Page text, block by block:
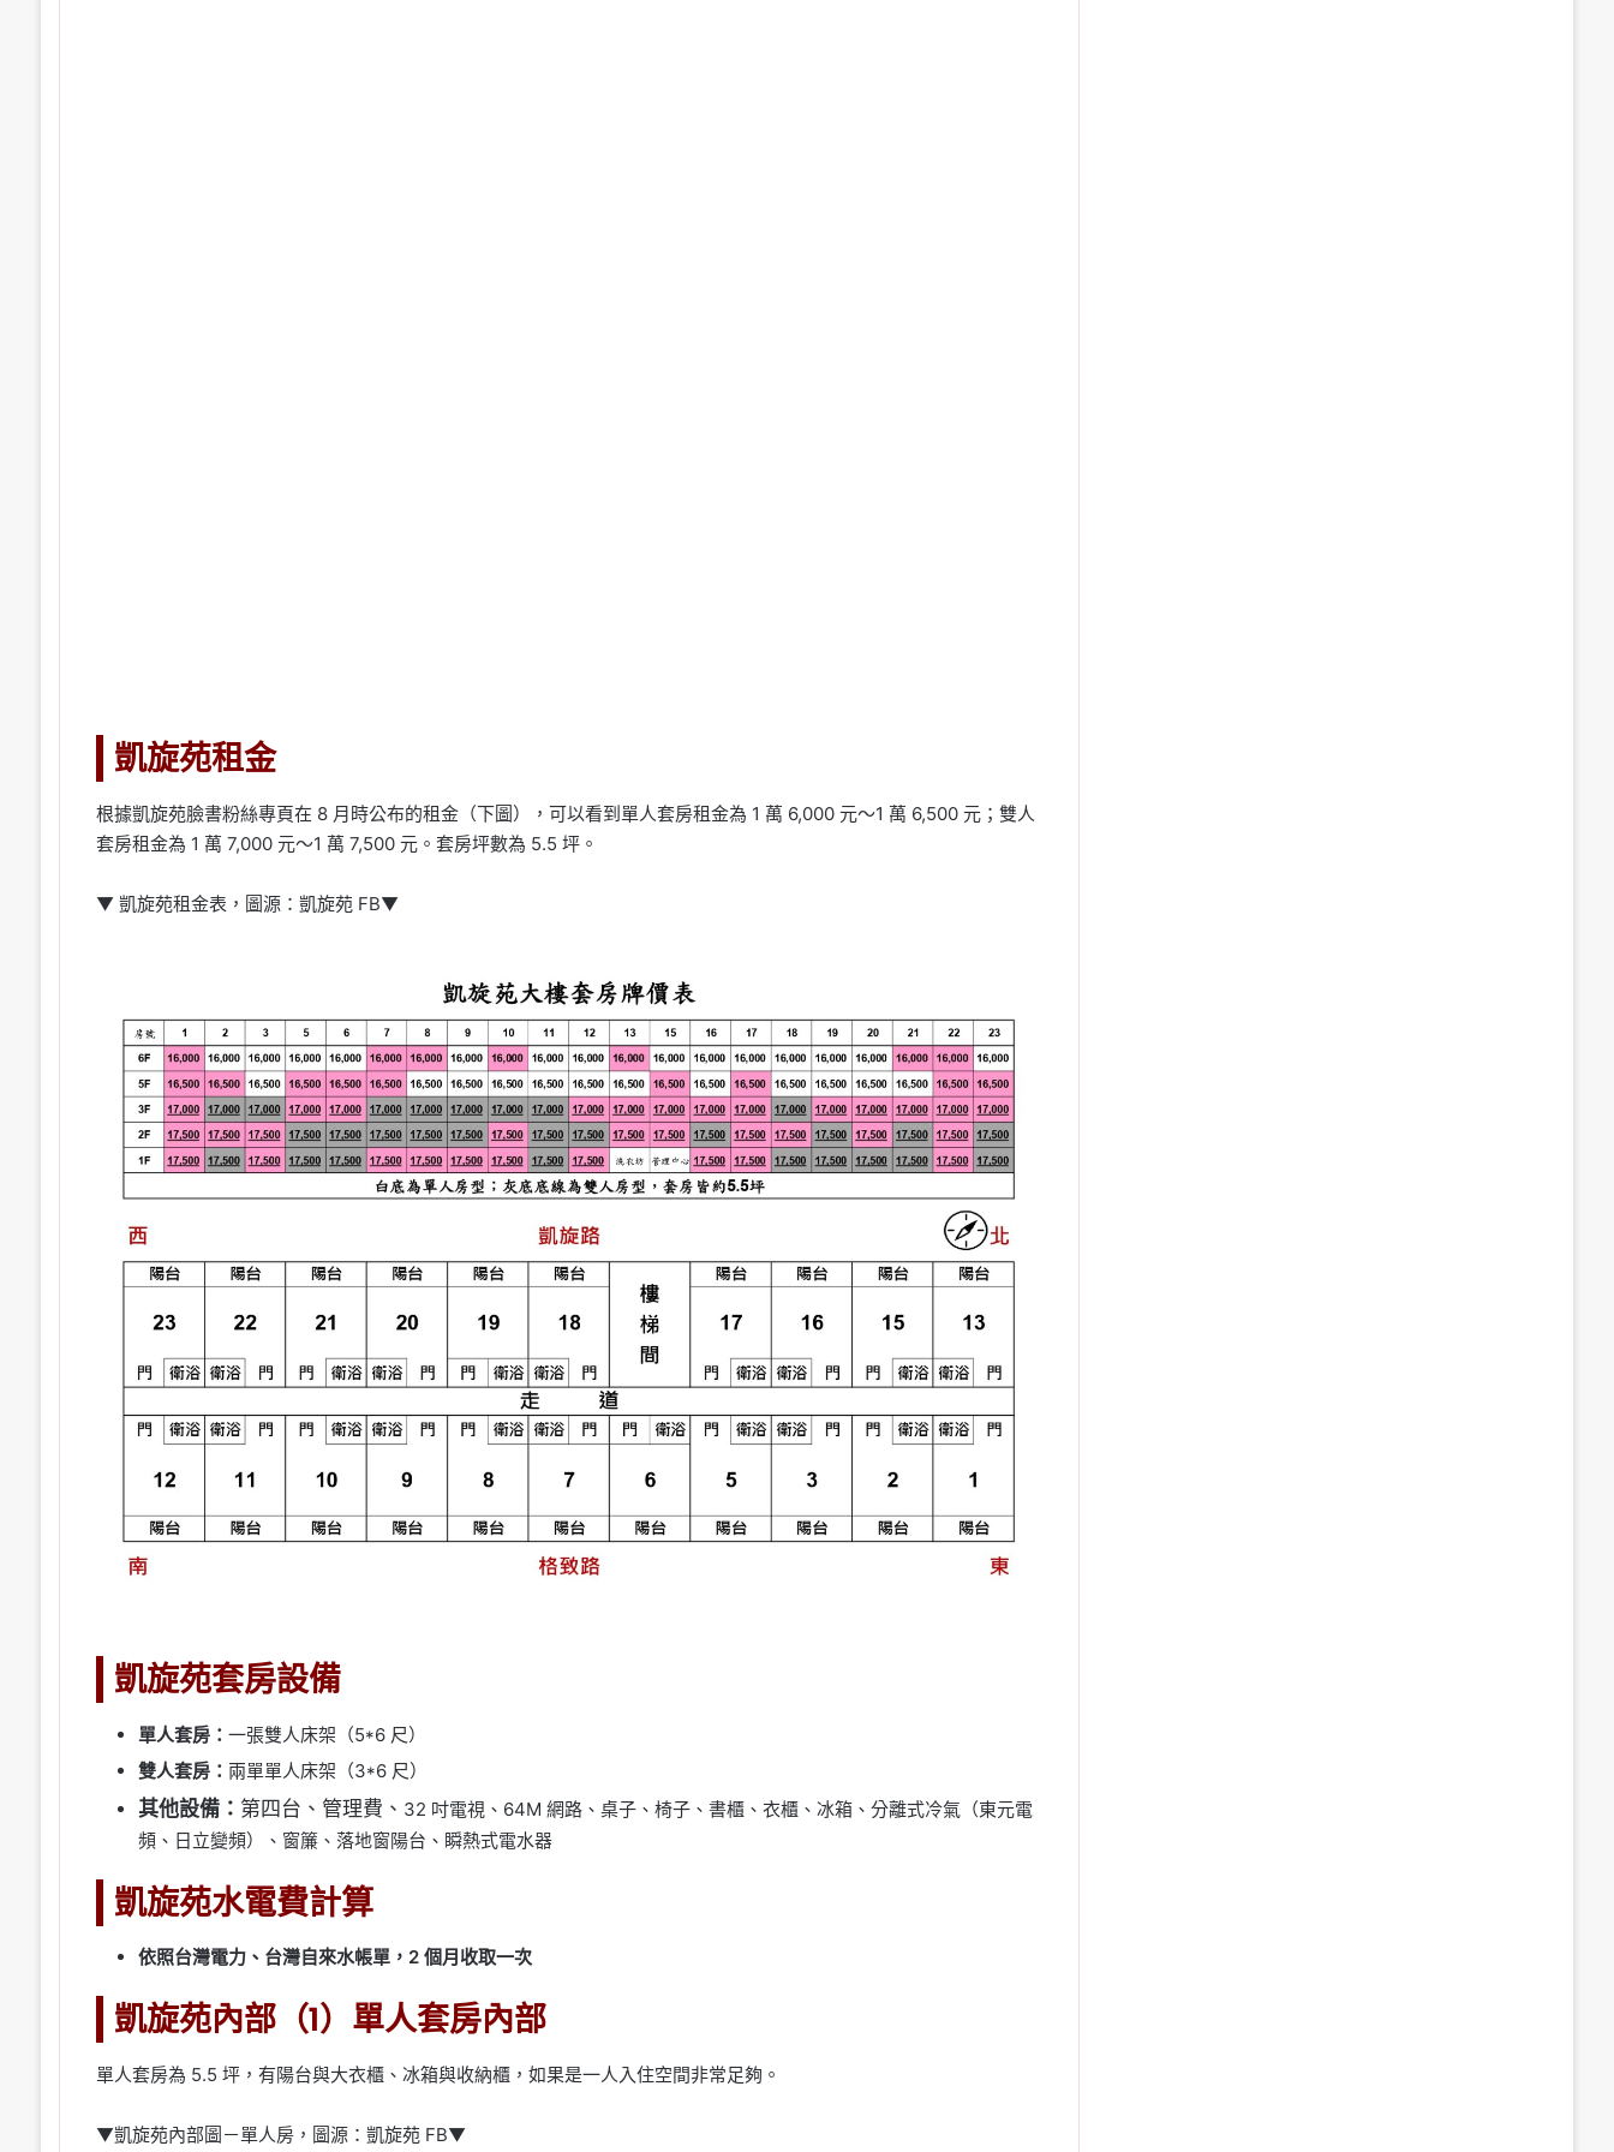
凱旋苑租金
根據凱旋苑臉書粉絲專頁在 8 月時公布的租金（下圖），可以看到單人套房租金為 1 萬 6,000 元～1 萬 6,500 元；雙人
套房租金為 1 萬 7,000 元～1 萬 7,500 元。套房坪數為 5.5 坪。
▼ 凱旋苑租金表，圖源：凱旋苑 FB▼
凱旋苑套房設備
單人套房： 一張雙人床架（5*6 尺）
雙人套房： 兩單單人床架（3*6 尺）
其他設備： 第四台、管理費、 32 吋電視、64M 網路、桌子、椅子、書櫃、衣櫃、冰箱、分離式冷氣（東元電
頻、日立變頻）、窗簾、落地窗陽台、瞬熱式電水器
凱旋苑水電費計算
依照台灣電力、台灣自來水帳單，2 個月收取一次
凱旋苑內部（1）單人套房內部
單人套房為 5.5 坪，有陽台與大衣櫃、冰箱與收納櫃，如果是一人入住空間非常足夠。
▼凱旋苑內部圖－單人房，圖源：凱旋苑 FB▼